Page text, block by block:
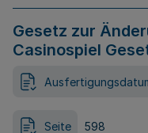
Gesetz zur
Casinospiel
Seite 598